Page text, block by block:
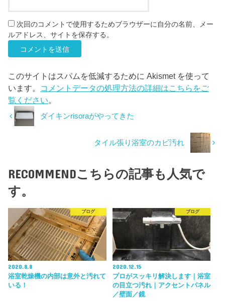
次回のコメントで使用するためブラウザーに自分の名前、メー
ルアドレス、サイトを保存する。
このサイトはスパムを低減するために Akismet を使って
います。 コメントデータの処理方法の詳細はこちらをご
覧ください。
ダイキンrisoraがやってきた
タイル張り浴室のカビ汚れ
RECOMMENDこちらの記事も人気で
す。
ブログ
2020.8.8
浴室乾燥機の内部は意外と汚れて
いる！
ブログ
2020.12.15
プロがスッキリ解決します｜浴室
の目立つ汚れ｜アクセントパネル
／壁面／鏡